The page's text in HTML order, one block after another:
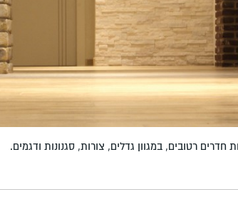
רטובים, במגוון גדלים, צורות, סגנונות ודגמים.